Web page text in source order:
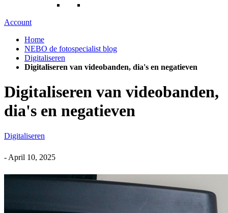
Account
Home
NEBO de fotospecialist blog
Digitaliseren
Digitaliseren van videobanden, dia's en negatieven
Digitaliseren van videobanden,
dia's en negatieven
Digitaliseren
- April 10, 2025